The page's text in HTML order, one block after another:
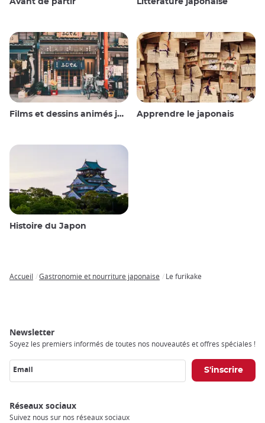
Films et dessins animés japonais Apprendre le japonais
Histoire du Japon
Accueil Gastronomie et nourriture japonaise Le furikake
Newsletter
Soyez les premiers informés de toutes nos nouveautés et offres spéciales !
Email
Réseaux sociaux
Suivez nous sur nos réseaux sociaux